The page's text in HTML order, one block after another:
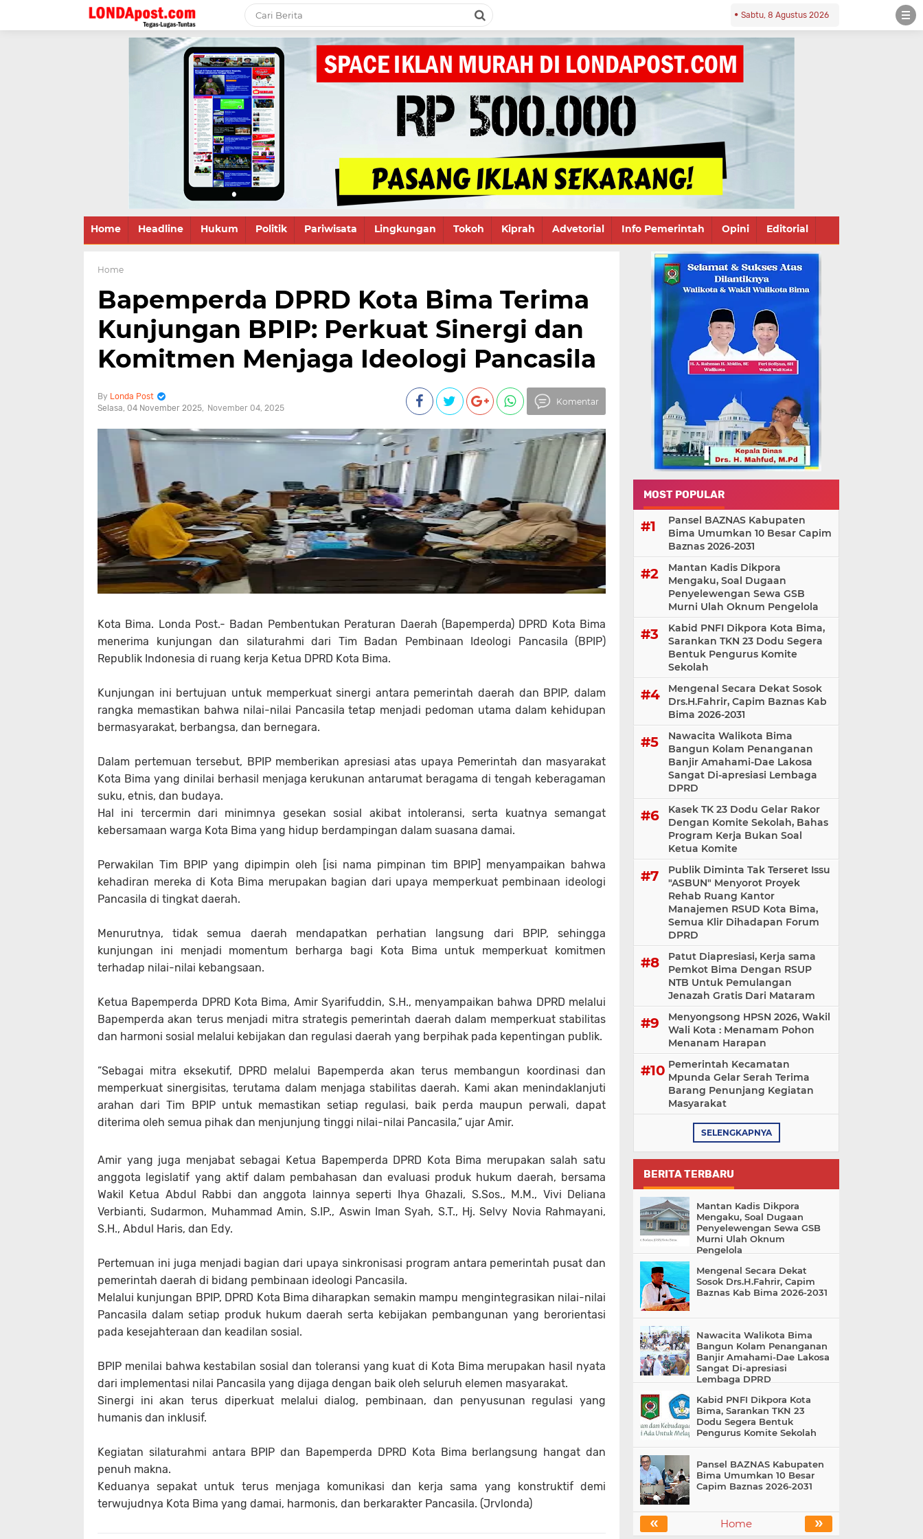
Sabtu, 8 Agustus 2026
Home Headline Hukum Politik Pariwisata Lingkungan Tokoh Kiprah Advetorial Info Pemerintah Opini Editorial
Home
Bapemperda DPRD Kota Bima Terima
Kunjungan BPIP: Perkuat Sinergi dan
Komitmen Menjaga Ideologi Pancasila
Londa Post
Selasa, 04 November 2025
November 04, 2025
Komentar
Kota Bima. Londa Post.- Badan Pembentukan Peraturan Daerah (Bapemperda) DPRD Kota Bima
menerima kunjungan dan silaturahmi dari Tim Badan Pembinaan Ideologi Pancasila (BPIP)
Republik Indonesia di ruang kerja Ketua DPRD Kota Bima.
Kunjungan ini bertujuan untuk memperkuat sinergi antara pemerintah daerah dan BPIP, dalam
rangka memastikan bahwa nilai-nilai Pancasila tetap menjadi pedoman utama dalam kehidupan
bermasyarakat, berbangsa, dan bernegara.
Dalam pertemuan tersebut, BPIP memberikan apresiasi atas upaya Pemerintah dan masyarakat
Kota Bima yang dinilai berhasil menjaga kerukunan antarumat beragama di tengah keberagaman
suku, etnis, dan budaya.
Hal ini tercermin dari minimnya gesekan sosial akibat intoleransi, serta kuatnya semangat
kebersamaan warga Kota Bima yang hidup berdampingan dalam suasana damai.
Perwakilan Tim BPIP yang dipimpin oleh [isi nama pimpinan tim BPIP] menyampaikan bahwa
kehadiran mereka di Kota Bima merupakan bagian dari upaya memperkuat pembinaan ideologi
Pancasila di tingkat daerah.
Menurutnya, tidak semua daerah mendapatkan perhatian langsung dari BPIP, sehingga
kunjungan ini menjadi momentum berharga bagi Kota Bima untuk memperkuat komitmen
terhadap nilai-nilai kebangsaan.
Ketua Bapemperda DPRD Kota Bima, Amir Syarifuddin, S.H., menyampaikan bahwa DPRD melalui
Bapemperda akan terus menjadi mitra strategis pemerintah daerah dalam memperkuat stabilitas
dan harmoni sosial melalui kebijakan dan regulasi daerah yang berpihak pada kepentingan publik.
“Sebagai mitra eksekutif, DPRD melalui Bapemperda akan terus membangun koordinasi dan
memperkuat sinergisitas, terutama dalam menjaga stabilitas daerah. Kami akan menindaklanjuti
arahan dari Tim BPIP untuk memastikan setiap regulasi, baik perda maupun perwali, dapat
diterima oleh semua pihak dan menjunjung tinggi nilai-nilai Pancasila,” ujar Amir.
Amir yang juga menjabat sebagai Ketua Bapemperda DPRD Kota Bima merupakan salah satu
anggota legislatif yang aktif dalam pembahasan dan evaluasi produk hukum daerah, bersama
Wakil Ketua Abdul Rabbi dan anggota lainnya seperti Ihya Ghazali, S.Sos., M.M., Vivi Deliana
Verbianti, Sudarmon, Muhammad Amin, S.IP., Aswin Iman Syah, S.T., Hj. Selvy Novia Rahmayani,
S.H., Abdul Haris, dan Edy.
Pertemuan ini juga menjadi bagian dari upaya sinkronisasi program antara pemerintah pusat dan
pemerintah daerah di bidang pembinaan ideologi Pancasila.
Melalui kunjungan BPIP, DPRD Kota Bima diharapkan semakin mampu mengintegrasikan nilai-nilai
Pancasila dalam setiap produk hukum daerah serta kebijakan pembangunan yang berorientasi
pada kesejahteraan dan keadilan sosial.
BPIP menilai bahwa kestabilan sosial dan toleransi yang kuat di Kota Bima merupakan hasil nyata
dari implementasi nilai Pancasila yang dijaga dengan baik oleh seluruh elemen masyarakat.
Sinergi ini akan terus diperkuat melalui dialog, pembinaan, dan penyusunan regulasi yang
humanis dan inklusif.
Kegiatan silaturahmi antara BPIP dan Bapemperda DPRD Kota Bima berlangsung hangat dan
penuh makna.
Keduanya sepakat untuk terus menjaga komunikasi dan kerja sama yang konstruktif demi
terwujudnya Kota Bima yang damai, harmonis, dan berkarakter Pancasila. (Jrvlonda)
MOST POPULAR
Pansel BAZNAS Kabupaten
Bima Umumkan 10 Besar Capim
Baznas 2026-2031
Mantan Kadis Dikpora
Mengaku, Soal Dugaan
Penyelewengan Sewa GSB
Murni Ulah Oknum Pengelola
Kabid PNFI Dikpora Kota Bima,
Sarankan TKN 23 Dodu Segera
Bentuk Pengurus Komite
Sekolah
Mengenal Secara Dekat Sosok
Drs.H.Fahrir, Capim Baznas Kab
Bima 2026-2031
Nawacita Walikota Bima
Bangun Kolam Penanganan
Banjir Amahami-Dae Lakosa
Sangat Di-apresiasi Lembaga
DPRD
Kasek TK 23 Dodu Gelar Rakor
Dengan Komite Sekolah, Bahas
Program Kerja Bukan Soal
Ketua Komite
Publik Diminta Tak Terseret Issu
"ASBUN" Menyorot Proyek
Rehab Ruang Kantor
Manajemen RSUD Kota Bima,
Semua Klir Dihadapan Forum
DPRD
Patut Diapresiasi, Kerja sama
Pemkot Bima Dengan RSUP
NTB Untuk Pemulangan
Jenazah Gratis Dari Mataram
Menyongsong HPSN 2026, Wakil
Wali Kota : Menamam Pohon
Menanam Harapan
Pemerintah Kecamatan
Mpunda Gelar Serah Terima
Barang Penunjang Kegiatan
Masyarakat
SELENGKAPNYA
BERITA TERBARU
Mantan Kadis Dikpora
Mengaku, Soal Dugaan
Penyelewengan Sewa GSB
Murni Ulah Oknum
Pengelola
Mengenal Secara Dekat
Sosok Drs.H.Fahrir, Capim
Baznas Kab Bima 2026-2031
Nawacita Walikota Bima
Bangun Kolam Penanganan
Banjir Amahami-Dae Lakosa
Sangat Di-apresiasi
Lembaga DPRD
Kabid PNFI Dikpora Kota
Bima, Sarankan TKN 23
Dodu Segera Bentuk
Pengurus Komite Sekolah
Pansel BAZNAS Kabupaten
Bima Umumkan 10 Besar
Capim Baznas 2026-2031
« »
Home